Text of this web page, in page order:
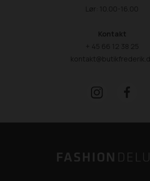
Lør: 10.00-16.00
Kontakt
+ 45 66 12 38 25